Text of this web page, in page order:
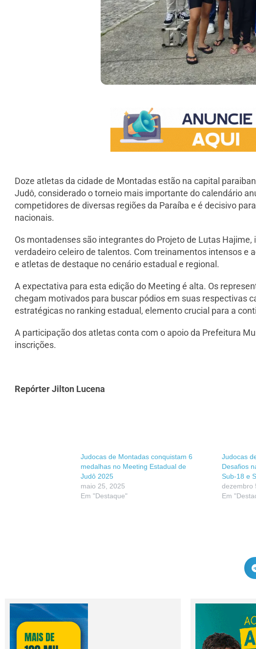
Doze atletas da cidade de Montadas estão na capital
Judô, considerado o torneio mais importante do calendário
competidores de diversas regiões da Paraíba e é decisivo
nacionais.
Os montadenses são integrantes do Projeto de Lutas
verdadeiro celeiro de talentos. Com treinamentos intensos
e atletas de destaque no cenário estadual e regional.
A expectativa para esta edição do Meeting é alta. Os
chegam motivados para buscar pódios em suas respectivas
estratégicas no ranking estadual, elemento crucial para a
A participação dos atletas conta com o apoio da Prefeitura
inscrições.
Repórter Jilton Lucena
Judocas de Montadas conquistam 6
medalhas no Meeting Estadual de
Judô 2025
maio 25, 2025
Em "Destaque"
Judocas
Desafios
Sub-18 e
dezembro
Em